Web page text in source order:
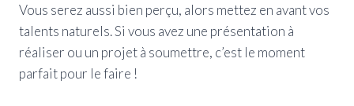
Vous serez aussi bien perçu, alors mettez en avant vos
talents naturels. Si vous avez une présentation à
réaliser ou un projet à soumettre, c’est le moment
parfait pour le faire !